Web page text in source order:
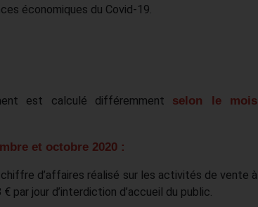
économiques du Covid-19.
est calculé différemment
selon le mois
et octobre 2020 :
d’affaires réalisé sur les activités de vente à
par jour d’interdiction d’accueil du public.